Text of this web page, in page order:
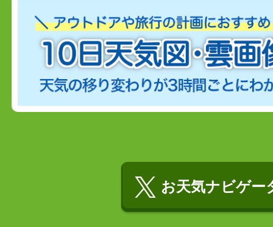
お天気ナビゲー